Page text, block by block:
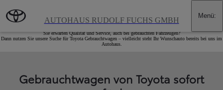
AUTOHAUS RUDOLF FUCHS GMBH Menü:
Toyota - Geprüfte Gebrauchtwagen
Sie erwarten Qualität und Service, auch bei gebrauchten Fahrzeugen?
Dann nutzen Sie unsere Suche für Toyota Gebrauchtwagen – vielleicht steht Ihr Wunschauto bereits bei uns im
Autohaus.
Gebrauchtwagen von Toyota sofort